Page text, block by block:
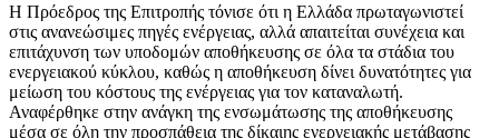
Η Πρόεδρος της Επιτροπής τόνισε ότι η Ελλάδα πρωταγωνιστεί
στις ανανεώσιμες πηγές ενέργειας, αλλά απαιτείται συνέχεια και
επιτάχυνση των υποδομών αποθήκευσης σε όλα τα στάδια του
ενεργειακού κύκλου, καθώς η αποθήκευση δίνει δυνατότητες για
μείωση του κόστους της ενέργειας για τον καταναλωτή.
Αναφέρθηκε στην ανάγκη της ενσωμάτωσης της αποθήκευσης
μέσα σε όλη την προσπάθεια της δίκαιης ενεργειακής μετάβασης